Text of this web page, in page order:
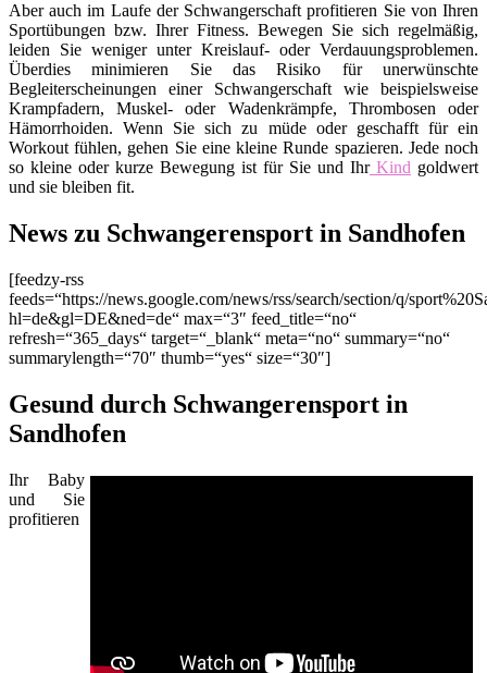
Aber auch im Laufe der Schwangerschaft profitieren Sie von Ihren
Sportübungen bzw. Ihrer Fitness. Bewegen Sie sich regelmäßig,
leiden Sie weniger unter Kreislauf- oder Verdauungsproblemen.
Überdies minimieren Sie das Risiko für unerwünschte
Begleiterscheinungen einer Schwangerschaft wie beispielsweise
Krampfadern, Muskel- oder Wadenkrämpfe, Thrombosen oder
Hämorrhoiden. Wenn Sie sich zu müde oder geschafft für ein
Workout fühlen, gehen Sie eine kleine Runde spazieren. Jede noch
so kleine oder kurze Bewegung ist für Sie und IhrKind goldwert
und sie bleiben fit.
News zu Schwangerensport in Sandhofen
[feedzy-rss
feeds=“https://news.google.com/news/rss/search/section/q/
hl=de&gl=DE&ned=de“ max=“3″ feed_title=“no“
refresh=“365_days“ target=“_blank“ meta=“no“ summary=“no“
summarylength=“70″ thumb=“yes“ size=“30″]
Gesund durch Schwangerensport in
Sandhofen
Ihr Baby
und Sie
profitieren